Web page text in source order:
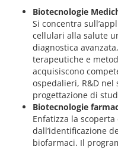
Biotecnologie
Si concentra
cellulari alla salute
diagnostica
terapeutiche e
acquisiscono
ospedalieri, R&D
progettazione di
Biotecnologie
Enfatizza la
dall’identificazione
biofarmaci. Il